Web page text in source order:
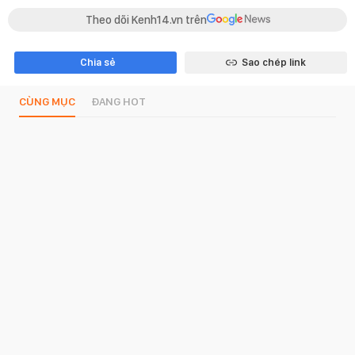
Theo dõi Kenh14.vn trên
Chia sẻ Sao chép link
CÙNG MỤC ĐANG HOT